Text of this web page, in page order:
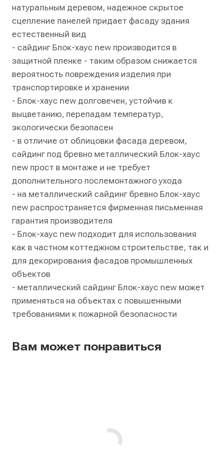
натуральным деревом, надежное скрытое
сцепление панелей придает фасаду здания
естественный вид
- сайдинг Блок-хаус new производится в
защитной пленке - таким образом снижается
вероятность повреждения изделия при
транспортировке и хранении
- Блок-хаус new долговечен, устойчив к
выцветанию, перепадам температур,
экологически безопасен
- в отличие от облицовки фасада деревом,
сайдинг под бревно металлический Блок-хаус
new прост в монтаже и не требует
дополнительного послемонтажного ухода
- на металлический сайдинг бревно Блок-хаус
new распространяется фирменная письменная
гарантия производителя
- Блок-хаус new подходит для использования
как в частном коттеджном строительстве, так и
для декорирования фасадов промышленных
объектов
- металлический сайдинг Блок-хаус new может
применяться на объектах с повышенными
требованиями к пожарной безопасности
Вам может понравиться